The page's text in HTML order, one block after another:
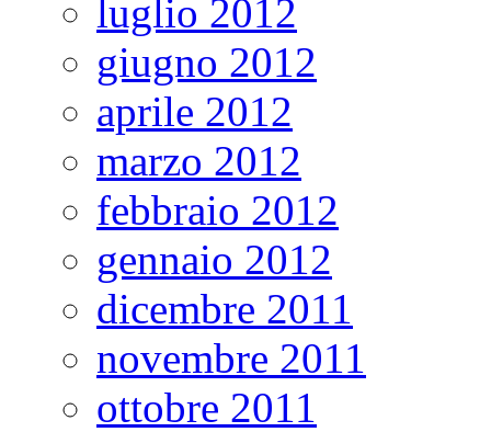
luglio 2012
giugno 2012
aprile 2012
marzo 2012
febbraio 2012
gennaio 2012
dicembre 2011
novembre 2011
ottobre 2011